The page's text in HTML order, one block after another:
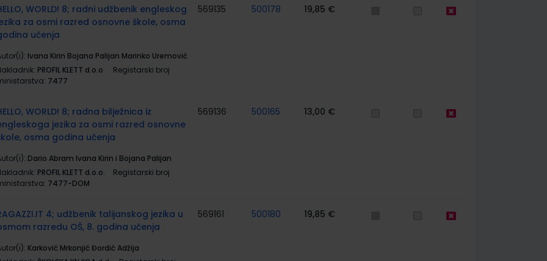
WORLD! 8; radni udžbenik engleskog
za osmi razred osnovne škole, osma
učenja
Ivana Kirin Bojana Palijan Marinko Uremović
PROFIL KLETT d.o.o.
Registarski broj
7477
569135 500178 19,85 €
WORLD! 8; radna bilježnica iz
jezika za osmi razred osnovne
osma godina učenja
Dario Abram Ivana Kirin i Bojana Palijan
PROFIL KLETT d.o.o.
Registarski broj
7477-DOM
569136 500165 13,00 €
4; udžbenik talijanskog jezika u
razredu OŠ, 8. godina učenja
Karković Mrkonjić Đordić Adžija
569161 500180 19,85 €